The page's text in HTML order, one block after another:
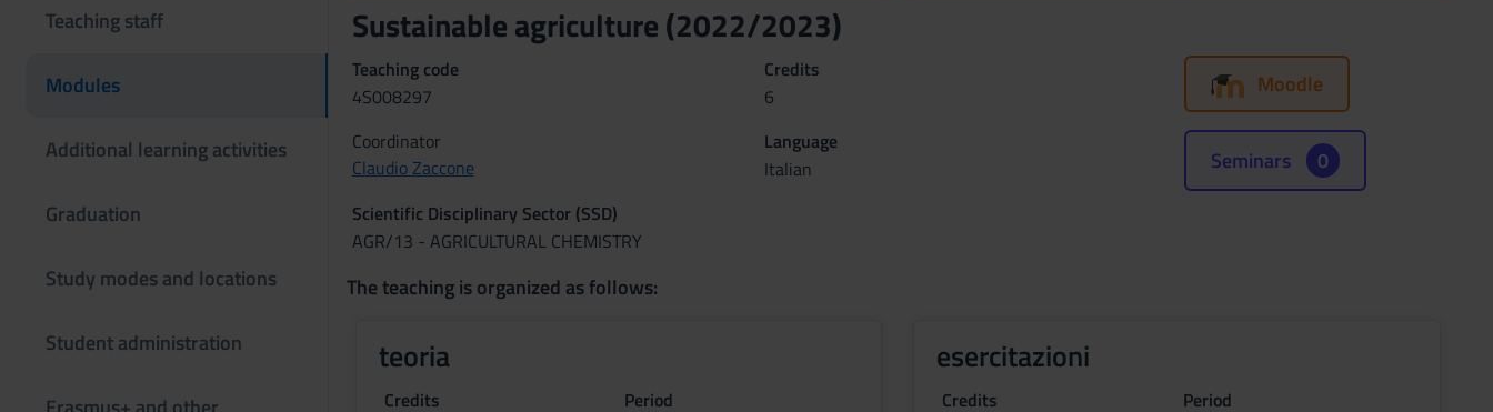
Teaching staff
Modules
Additional learning activities
Graduation
Study modes and locations
Student administration
Sustainable agriculture (2022/2023)
Teaching code
4S008297
Credits
6
Coordinator
Claudio Zaccone
Language
Italian
Scientific Disciplinary Sector (SSD)
AGR/13 - AGRICULTURAL CHEMISTRY
Moodle
Seminars 0
The teaching is organized as follows:
teoria
Credits
Period
esercitazioni
Credits
Period